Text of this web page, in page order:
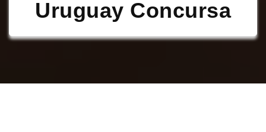
Uruguay Concursa